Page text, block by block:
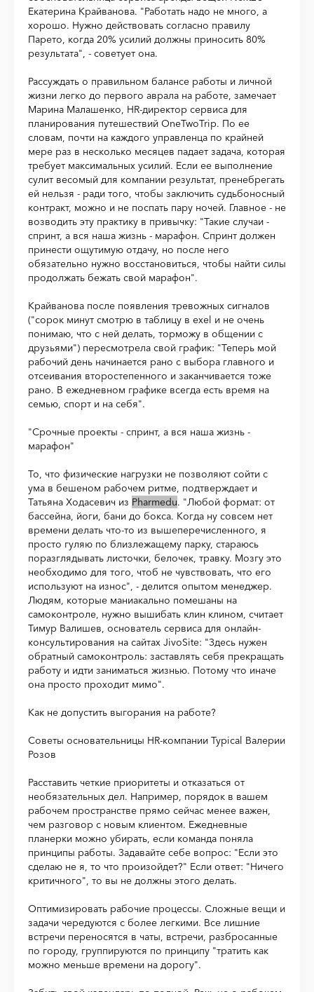
Екатерина Крайванова. "Работать надо не много, а
хорошо. Нужно действовать согласно правилу
Парето, когда 20% усилий должны приносить 80%
результата", - советует она.
Рассуждать о правильном балансе работы и личной
жизни легко до первого аврала на работе, замечает
Марина Малашенко, HR-директор сервиса для
планирования путешествий OneTwoTrip. По ее
словам, почти на каждого управленца по крайней
мере раз в несколько месяцев падает задача, которая
требует максимальных усилий. Если ее выполнение
сулит весомый для компании результат, пренебрегать
ей нельзя - ради того, чтобы заключить судьбоносный
контракт, можно и не поспать пару ночей. Главное - не
возводить эту практику в привычку: "Такие случаи -
спринт, а вся наша жизнь - марафон. Спринт должен
принести ощутимую отдачу, но после него
обязательно нужно восстановиться, чтобы найти силы
продолжать бежать свой марафон".
Крайванова после появления тревожных сигналов
("сорок минут смотрю в таблицу в exel и не очень
понимаю, что с ней делать, торможу в общении с
друзьями") пересмотрела свой график: "Теперь мой
рабочий день начинается рано с выбора главного и
отсеивания второстепенного и заканчивается тоже
рано. В ежедневном графике всегда есть время на
семью, спорт и на себя".
"Срочные проекты - спринт, а вся наша жизнь -
марафон"
То, что физические нагрузки не позволяют сойти с
ума в бешеном рабочем ритме, подтверждает и
Татьяна Ходасевич из Pharmedu. "Любой формат: от
бассейна, йоги, бани до бокса. Когда ну совсем нет
времени делать что-то из вышеперечисленного, я
просто гуляю по близлежащему парку, стараюсь
поразглядывать листочки, белочек, травку. Мозгу это
необходимо для того, чтоб не чувствовать, что его
используют на износ", - делится опытом менеджер.
Людям, которые маниакально помешаны на
самоконтроле, нужно вышибать клин клином, считает
Тимур Валишев, основатель сервиса для онлайн-
консультирования на сайтах JivoSite: "Здесь нужен
обратный самоконтроль: заставлять себя прекращать
работу и идти заниматься жизнью. Потому что иначе
она просто проходит мимо".
Как не допустить выгорания на работе?
Советы основательницы HR-компании Typical Валерии
Розов
Расставить четкие приоритеты и отказаться от
необязательных дел. Например, порядок в вашем
рабочем пространстве прямо сейчас менее важен,
чем разговор с новым клиентом. Ежедневные
планерки можно убирать, если команда поняла
принципы работы. Задавайте себе вопрос: "Если это
сделаю не я, то что произойдет?" Если ответ: "Ничего
критичного", то вы не должны этого делать.
Оптимизировать рабочие процессы. Сложные вещи и
задачи чередуются с более легкими. Все лишние
встречи переносятся в чаты, встречи, разбросанные
по городу, группируются по принципу "тратить как
можно меньше времени на дорогу".